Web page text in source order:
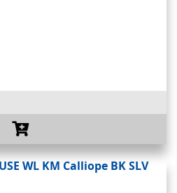
WL KM Calliope BK SLV